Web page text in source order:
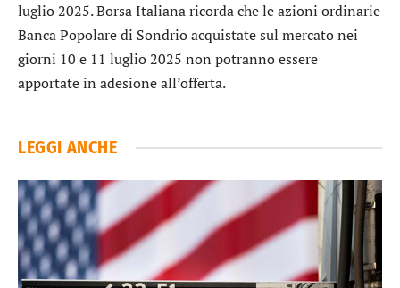
luglio 2025. Borsa Italiana ricorda che le azioni ordinarie
Banca Popolare di Sondrio acquistate sul mercato nei
giorni 10 e 11 luglio 2025 non potranno essere
apportate in adesione all’offerta.
LEGGI ANCHE